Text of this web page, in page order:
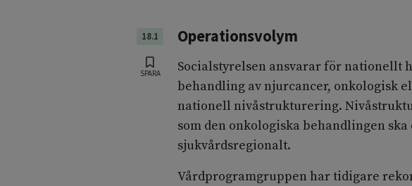
18.1 Operationsvolym
SPARA
Socialstyrelsen ansvarar för nationellt
behandling av njurcancer, onkologisk
nationell nivåstrukturering.
som den onkologiska behandlingen
sjukvårdsregionalt.
Vårdprogramgruppen har tidigare